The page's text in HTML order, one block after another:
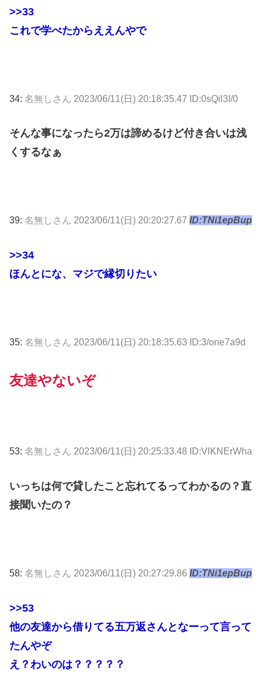
>>33
これで学べたからええんやで
34: 名無しさん 2023/06/11(日) 20:18:35.47 ID:0sQil3I/0
そんな事になったら2万は諦めるけど付き合いは浅
くするなぁ
39: 名無しさん 2023/06/11(日) 20:20:27.67 ID:TNi1epBup
>>34
ほんとにな、マジで縁切りたい
35: 名無しさん 2023/06/11(日) 20:18:35.63 ID:3/one7a9d
友達やないぞ
53: 名無しさん 2023/06/11(日) 20:25:33.48 ID:VlKNErWha
いっちは何で貸したこと忘れてるってわかるの？直
接聞いたの？
58: 名無しさん 2023/06/11(日) 20:27:29.86 ID:TNi1epBup
>>53
他の友達から借りてる五万返さんとなーって言って
たんやぞ
え？わいのは？？？？？